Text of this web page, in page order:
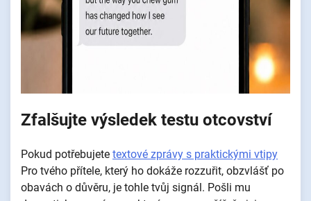
Zfalšujte výsledek testu otcovství
Pokud potřebujete textové zprávy s praktickými vtipy
Pro tvého přítele, který ho dokáže rozzuřit, obzvlášť po
obavách o důvěru, je tohle tvůj signál. Pošli mu